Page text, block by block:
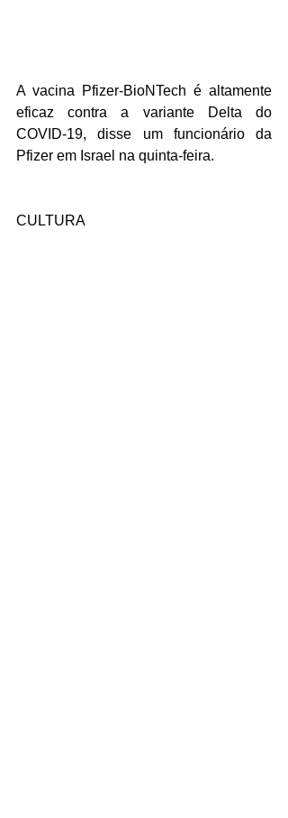
A vacina Pfizer-BioNTech é altamente
eficaz contra a variante Delta do
COVID-19, disse um funcionário da
Pfizer em Israel na quinta-feira.
CULTURA